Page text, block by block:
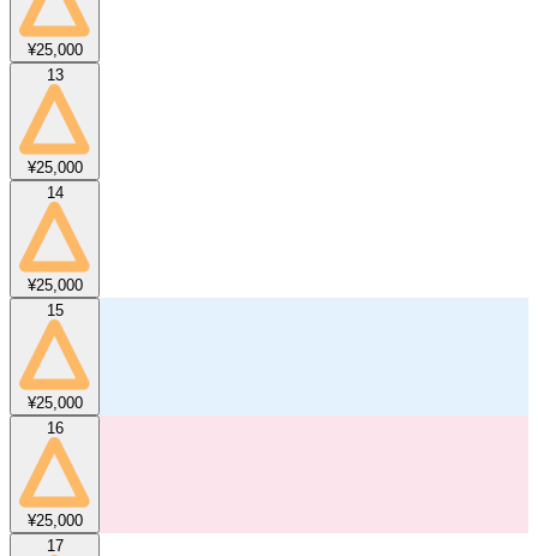
¥25,000
13
¥25,000
14
¥25,000
15
¥25,000
16
¥25,000
17